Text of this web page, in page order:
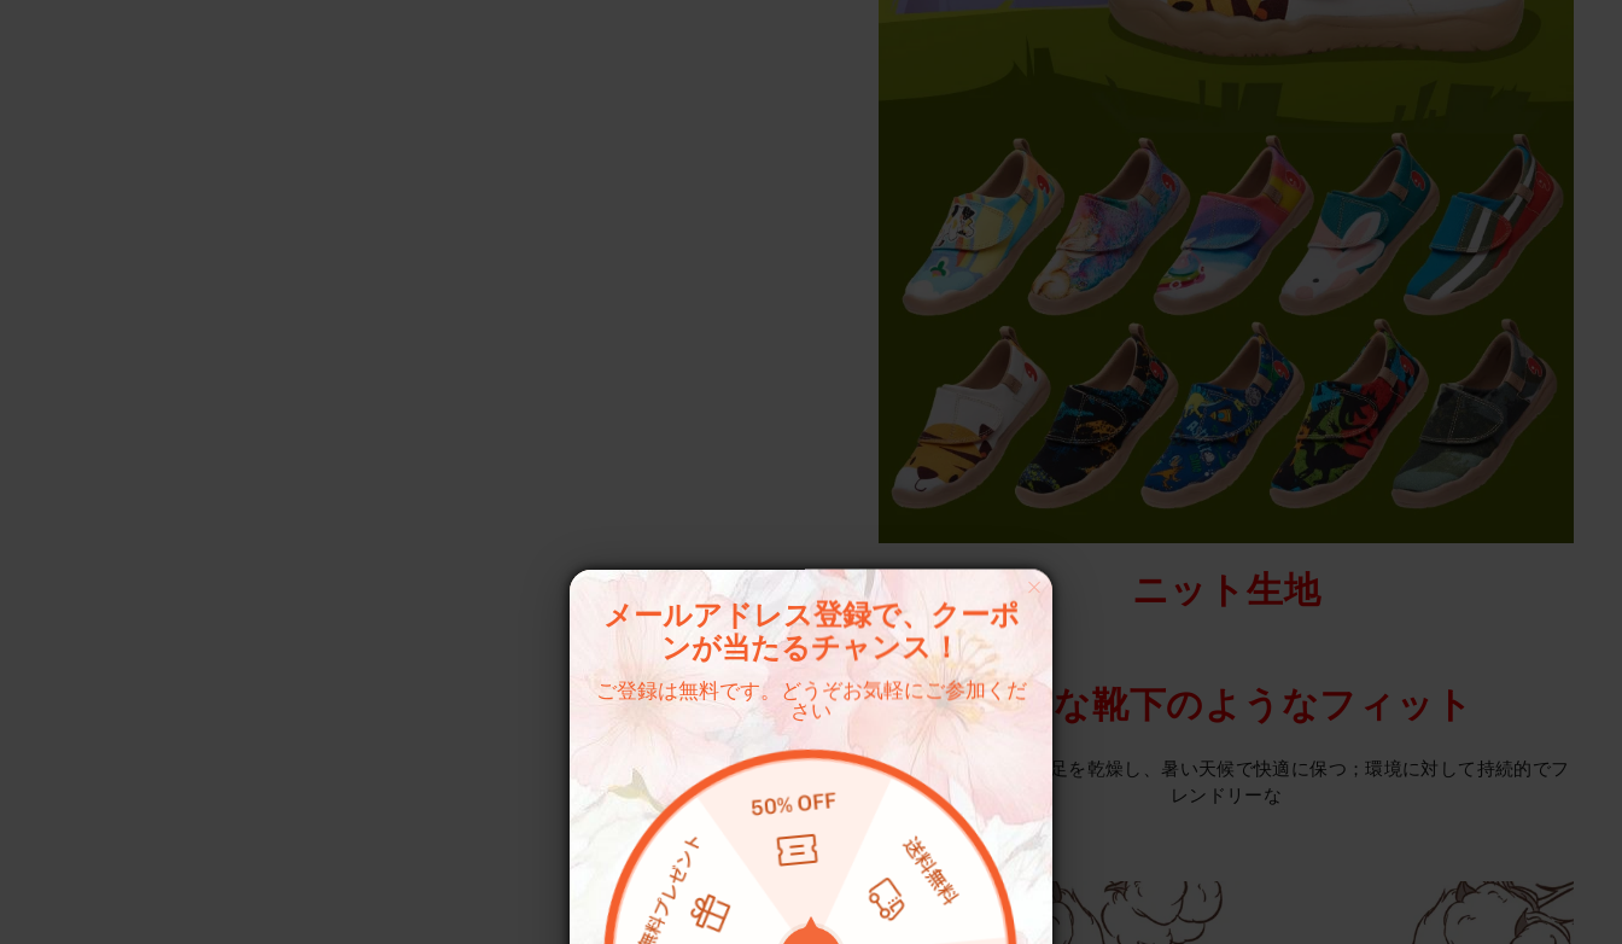
ニット生地
完璧な靴下のようなフィット
軽量で通気性の高い足を乾燥し、暑い天候で快適に保つ；環境に対して持続的でフ
レンドリーな
メールアドレス登録で、クーポ
ンが当たるチャンス！
ご登録は無料です。どうぞお気軽にご参加くだ
さい